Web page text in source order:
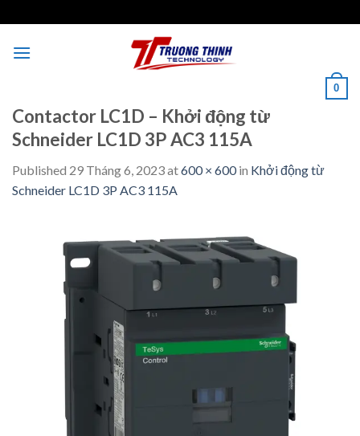
to
content
0
Contactor LC1D – Khởi động từ
Schneider LC1D 3P AC3 115A
Published 29 Tháng 6, 2023at600 × 600in Khởi động từ
Schneider LC1D 3P AC3 115A